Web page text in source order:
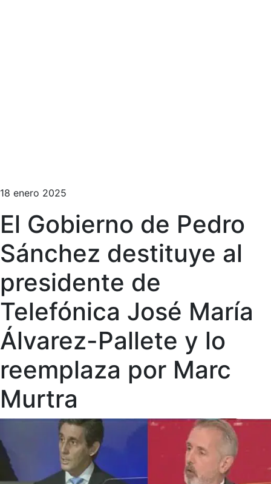
18 enero 2025
El Gobierno de Pedro
Sánchez destituye al
presidente de
Telefónica José María
Álvarez-Pallete y lo
reemplaza por Marc
Murtra